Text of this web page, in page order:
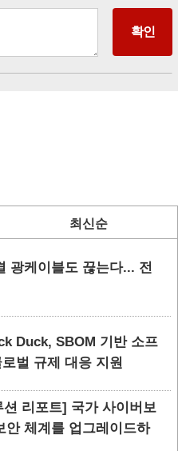
최신순
광케이블도 끊는다... 전
Duck, SBOM 기반 소프
벌 규제 대응 지원
션 리포트] 국가 사이버보
안 체계를 업그레이드하